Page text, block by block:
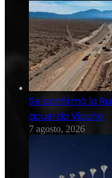
Se confirmó la
acuerdo Vicuña
7 agosto, 2026